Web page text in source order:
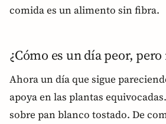
comida es un alimento sin fibra.
¿Cómo es un día peor,
Ahora un día que sigue
apoya en las plantas
sobre pan blanco tostado. De